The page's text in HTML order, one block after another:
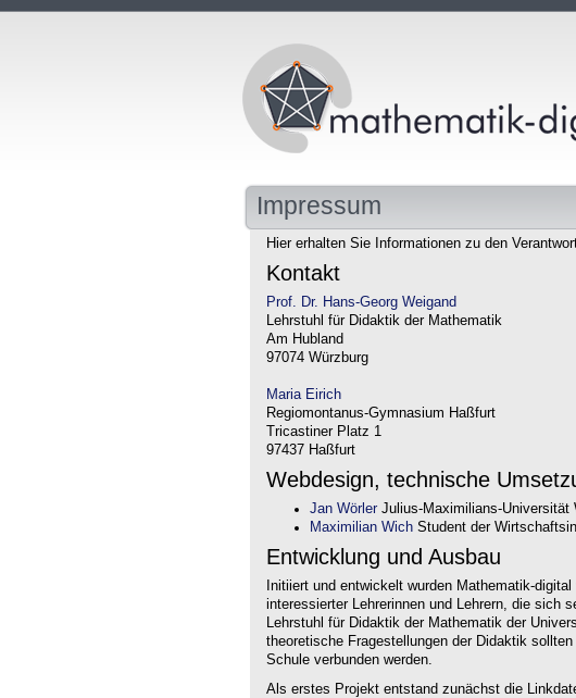
Impressum
Hier erhalten Sie Informationen zu den
Kontakt
Prof. Dr. Hans-Georg Weigand
Lehrstuhl für Didaktik der Mathematik
Am Hubland
97074 Würzburg
Maria Eirich
Regiomontanus-Gymnasium Haßfurt
Tricastiner Platz 1
97437 Haßfurt
Webdesign, technische
Jan Wörler Julius-Maximilians-Universität
Maximilian Wich Student der
Entwicklung und Ausbau
Initiiert und entwickelt wurden Mathematik-
interessierter Lehrerinnen und Lehrern, die sich
Lehrstuhl für Didaktik der Mathematik der
theoretische Fragestellungen der Didaktik
Schule verbunden werden.
Als erstes Projekt entstand zunächst die